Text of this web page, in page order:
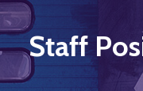
Staff